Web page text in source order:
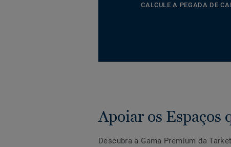
CALCULE A PEGADA DE
Apoiar os Espaços
Descubra a Gama Premium da